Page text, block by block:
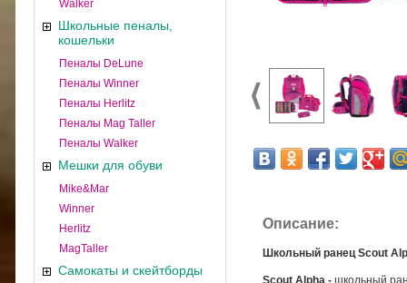
Walker
Школьные пеналы,
кошельки
Пеналы DeLune
Пеналы Winner
Пеналы Herlitz
Пеналы Mag Taller
Пеналы Walker
Мешки для обуви
Mike&Mar
Winner
Herlitz
MagTaller
Самокаты и скейтборды
Описание:
Школьный ранец Scout
Scout Alpha - школьный